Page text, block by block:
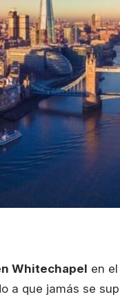
Whitechapel en
a que jamás se